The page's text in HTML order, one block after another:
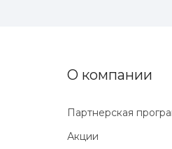
О компании
Партнерская
Акции